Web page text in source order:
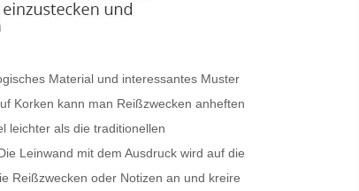
Material und interessantes Muster
Korken kann man Reißzwecken anheften
leichter als die traditionellen
Leinwand mit dem Ausdruck wird auf die
Reißzwecken oder Notizen an und kreire